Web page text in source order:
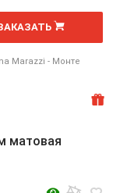
м
Marazzi - Монте
матовая